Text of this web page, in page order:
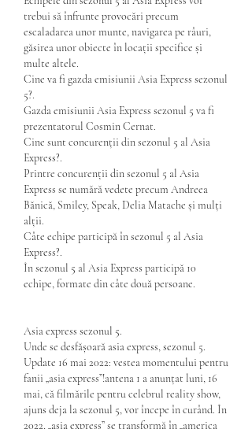
trebui să înfrunte provocări precum
escaladarea unor munte, navigarea pe râuri,
găsirea unor obiecte în locații specifice și
multe altele.
Cine va fi gazda emisiunii Asia Express sezonul
5?.
Gazda emisiunii Asia Express sezonul 5 va fi
prezentatorul Cosmin Cernat.
Cine sunt concurenții din sezonul 5 al Asia
Express?.
Printre concurenții din sezonul 5 al Asia
Express se numără vedete precum Andreea
Bănică, Smiley, Speak, Delia Matache și mulți
alții.
Câte echipe participă în sezonul 5 al Asia
Express?.
În sezonul 5 al Asia Express participă 10
echipe, formate din câte două persoane.
Asia express sezonul 5.
Unde se desfășoară asia express, sezonul 5.
Update 16 mai 2022: vestea momentului pentru
fanii „asia express”!antena 1 a anunțat luni, 16
mai, că filmările pentru celebrul reality show,
ajuns deja la sezonul 5, vor începe în curând. În
2022, „asia express” se transformă în „america